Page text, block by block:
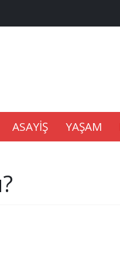
ASAYİŞ YAŞAM